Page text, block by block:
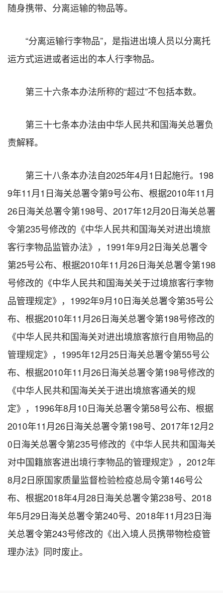
随身携带、分离运输的物品等。
“分离运输行李物品”，是指进出境人员以分离托
运方式运进或者运出的本人行李物品。
第三十六条本办法所称的“超过”不包括本数。
第三十七条本办法由中华人民共和国海关总署负
责解释。
第三十八条本办法自2025年4月1日起施行。198
9年11月1日海关总署令第9号公布、根据2010年11月
26日海关总署令第198号、2017年12月20日海关总署
令第235号修改的《中华人民共和国海关对进出境旅
客行李物品监管办法》，1991年9月2日海关总署令
第25号公布、根据2010年11月26日海关总署令第198
号修改的《中华人民共和国海关关于过境旅客行李物
品管理规定》，1992年9月10日海关总署令第35号公
布、根据2010年11月26日海关总署令第198号修改的
《中华人民共和国海关对进出境旅客旅行自用物品的
管理规定》，1995年12月25日海关总署令第55号公
布、根据2010年11月26日海关总署令第198号修改的
《中华人民共和国海关关于进出境旅客通关的规
定》，1996年8月10日海关总署令第58号公布、根据
2010年11月26日海关总署令第198号、2017年12月2
0日海关总署令第235号修改的《中华人民共和国海关
对中国籍旅客进出境行李物品的管理规定》，2012年
8月2日原国家质量监督检验检疫总局令第146号公
布、根据2018年4月28日海关总署令第238号、2018
年5月29日海关总署令第240号、2018年11月23日海
关总署令第243号修改的《出入境人员携带物检疫管
理办法》同时废止。